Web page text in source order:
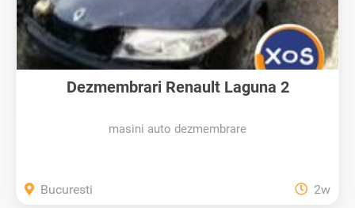
Dezmembrari Renault Laguna 2
masini auto dezmembrare
Bucuresti 2w